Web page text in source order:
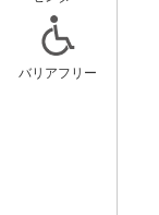
バリアフリー